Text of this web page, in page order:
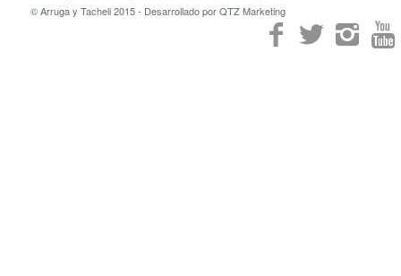
© Arruga y Tacheli 2015- Desarrollado por QTZ Marketing